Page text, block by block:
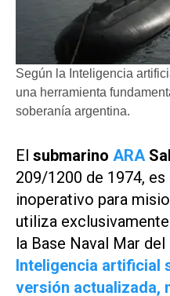
Según la Inteligencia
una herramienta
soberanía argentina.
El submarino ARA
209/1200 de 1974,
inoperativo para
utiliza
la Base Naval Mar
Inteligencia artificial
versión actualizada,